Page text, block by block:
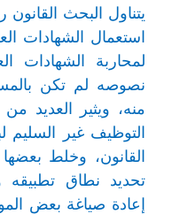
استعمال الشهادات
لمحاربة الشهادات
نصوصه لم تكن
منه، ويثير العديد
التوظيف غير
القانون، وخلط
تحديد نطاق تطبيقه
إعادة صياغة بعض